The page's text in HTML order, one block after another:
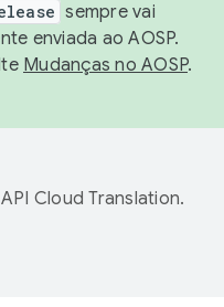
sempre vai
enviada ao AOSP.
Mudanças no AOSP.
API Cloud Translation.